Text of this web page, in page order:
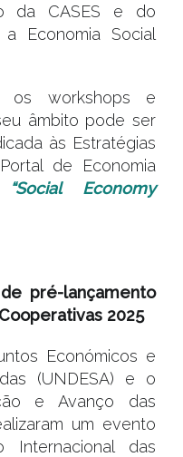
da CASES e do
Economia Social
os workshops e
âmbito pode ser
às Estratégias
de Economia
“Social Economy
pré-lançamento
2025
Económicos e
(UNDESA) e o
e Avanço das
um evento
das